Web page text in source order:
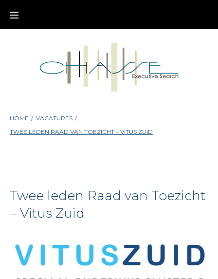
HOME / VACATURES /
TWEE LEDEN RAAD VAN TOEZICHT – VITUS ZUID
Twee leden Raad van Toezicht
– Vitus Zuid